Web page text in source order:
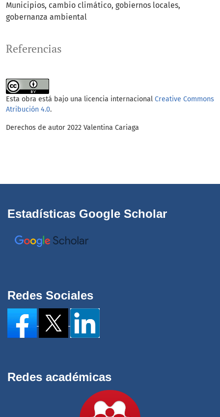
Municipios cambio climático gobiernos locales
gobernanza ambiental
Referencias
Esta obra está bajo una licencia internacional Creative Commons
Atribución 4.0.
Derechos de autor 2022 Valentina Cariaga
Estadísticas Google Scholar
Redes Sociales
Redes académicas